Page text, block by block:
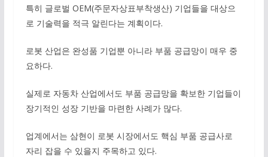
특히 글로벌 OEM(주문자상표부착생산) 기업들을 대상으
로 기술력을 적극 알린다는 계획이다.
로봇 산업은 완성품 기업뿐 아니라 부품 공급망이 매우 중
요하다.
실제로 자동차 산업에서도 부품 공급망을 확보한 기업들이
장기적인 성장 기반을 마련한 사례가 많다.
업계에서는 삼현이 로봇 시장에서도 핵심 부품 공급사로
자리 잡을 수 있을지 주목하고 있다.